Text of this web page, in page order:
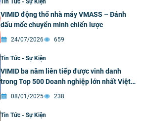
VIMID động thổ nhà máy VMASS – Đánh
dấu mốc chuyển mình chiến lược
24/07/2026 659
Tin Tức - Sự Kiện
VIMID ba năm liên tiếp được vinh danh
trong Top 500 Doanh nghiệp lớn nhất Việt
Nam
08/01/2025 238
Tin Tức - Sự Kiện